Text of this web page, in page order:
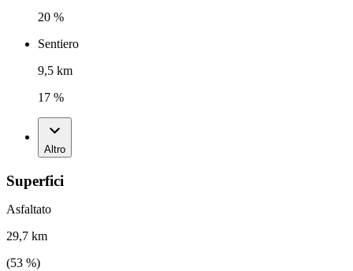
20 %
Sentiero
9,5 km
17 %
Altro
Superfici
Asfaltato
29,7 km
(53 %)